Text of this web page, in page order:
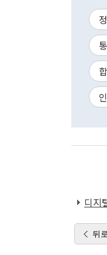
디지
뒤